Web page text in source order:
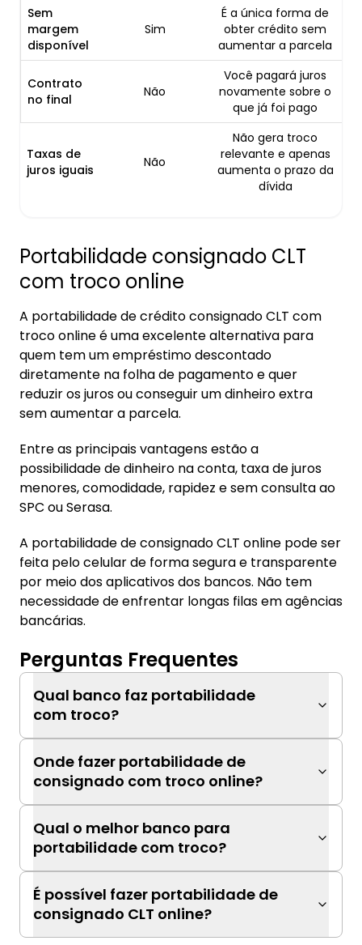
Sem
margem
disponível
Sim
É a única forma de
obter crédito sem
aumentar a parcela
Contrato
no final
Não
Você pagará juros
novamente sobre o
que já foi pago
Taxas de
juros iguais
Não
Não gera troco
relevante e apenas
aumenta o prazo da
dívida
Portabilidade consignado CLT
com troco online
A portabilidade de crédito consignado CLT com
troco online é uma excelente alternativa para
quem tem um empréstimo descontado
diretamente na folha de pagamento e quer
reduzir os juros ou conseguir um dinheiro extra
sem aumentar a parcela.
Entre as principais vantagens estão a
possibilidade de dinheiro na conta, taxa de juros
menores, comodidade, rapidez e sem consulta ao
SPC ou Serasa.
A portabilidade de consignado CLT online pode ser
feita pelo celular de forma segura e transparente
por meio dos aplicativos dos bancos. Não tem
necessidade de enfrentar longas filas em agências
bancárias.
Perguntas Frequentes
Qual banco faz portabilidade
com troco?
Onde fazer portabilidade de
consignado com troco online?
Qual o melhor banco para
portabilidade com troco?
É possível fazer portabilidade de
consignado CLT online?